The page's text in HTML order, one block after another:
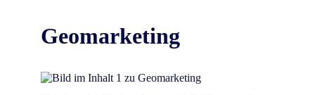
Geomarketing